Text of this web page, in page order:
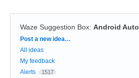
Waze Suggestion Box: Android Auto
Categories
Post a new idea…
All ideas
My feedback
Alerts
1517